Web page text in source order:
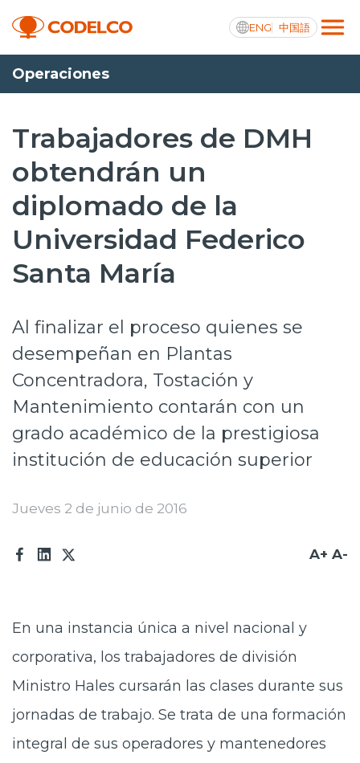
ENG 中国語
Transparencia activa
Nosotros
Operaciones
Proyectos
Sustentabilidad
Inversionistas
Prensa
Trabaja en Codelco
Proveedores
Acceso trabajadores/as
Operaciones
Trabajadores de DMH
obtendrán un
diplomado de la
Universidad Federico
Santa María
Al finalizar el proceso quienes se
desempeñan en Plantas
Concentradora, Tostación y
Mantenimiento contarán con un
grado académico de la prestigiosa
institución de educación superior
Jueves 2 de junio de 2016
A+ A-
En una instancia única a nivel nacional y
corporativa, los trabajadores de división
Ministro Hales cursarán las clases durante sus
jornadas de trabajo. Se trata de una formación
integral de sus operadores y mantenedores